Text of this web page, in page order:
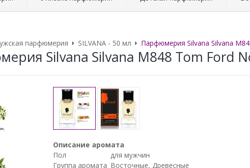
парфюмерия SILVANA - 50 мл Парфюмерия Silvana Silvana
Silvana Silvana M848 Tom Ford
Описание аромата
Пол
для мужчин
Группа аромата Восточные, Древесные